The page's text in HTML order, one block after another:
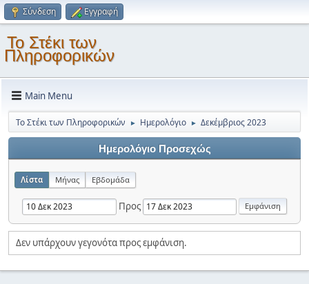
Σύνδεση Εγγραφή
Το Στέκι των
Πληροφορικών
Main Menu
Το Στέκι των Πληροφορικών ► Ημερολόγιο ► Δεκέμβριος 2023
Ημερολόγιο Προσεχώς
Λίστα Μήνας Εβδομάδα
Προς
Δεν υπάρχουν γεγονότα προς εμφάνιση.